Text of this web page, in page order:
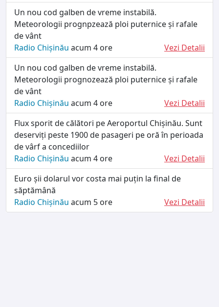
Un nou cod galben de vreme instabilă.
Meteorologii prognpzează ploi puternice și rafale
de vânt
Radio Chișinău acum 4 ore
Vezi Detalii
Un nou cod galben de vreme instabilă.
Meteorologii prognozează ploi puternice și rafale
de vânt
Radio Chișinău acum 4 ore
Vezi Detalii
Flux sporit de călători pe Aeroportul Chișinău. Sunt
deserviți peste 1900 de pasageri pe oră în perioada
de vârf a concediilor
Radio Chișinău acum 4 ore
Vezi Detalii
Euro șii dolarul vor costa mai puțin la final de
săptămână
Radio Chișinău acum 5 ore Vezi Detalii